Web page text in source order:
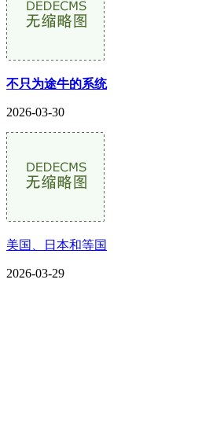
不只为途牛的系统
2026-03-30
美国、日本和等国
2026-03-29